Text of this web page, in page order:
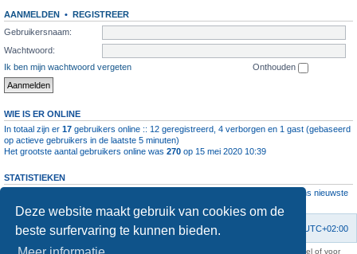
Deze website maakt gebruik van cookies om de
beste surfervaring te kunnen bieden.
AANMELDEN • REGISTREER
Gebruikersnaam:
Wachtwoord:
Ik ben mijn wachtwoord vergeten
Onthouden
WIE IS ER ONLINE
In totaal zijn er 17 gebruikers online :: 12 geregistreerd, 4 verborgen en 1 gast (gebaseerd
op actieve gebruikers in de laatste 5 minuten)
Het grootste aantal gebruikers online was 270 op 15 mei 2020 10:39
STATISTIEKEN
• Ons nieuwste
Forumoverzicht UTC+02:00
Verwijder cookies
Contact
KAA Gent kan nooit aansprakelijk worden gesteld voor om het even welk nadeel of voor